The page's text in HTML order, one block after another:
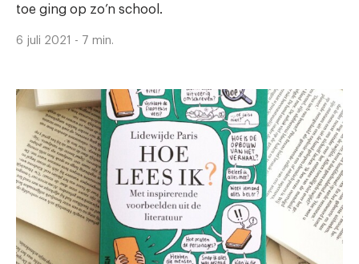
toe ging op zo’n school.
6 juli 2021 - 7 min.